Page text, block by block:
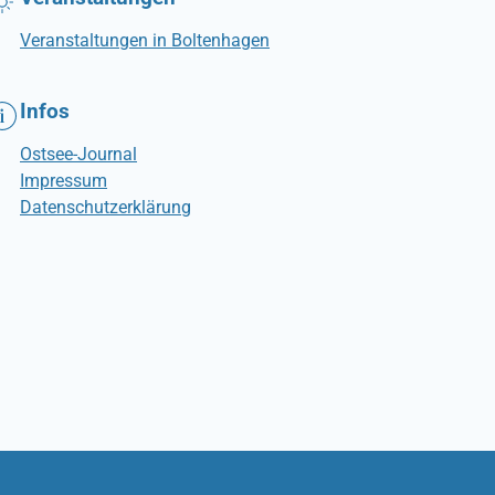
Veranstaltungen in Boltenhagen
Infos
Ostsee-Journal
Impressum
Datenschutzerklärung